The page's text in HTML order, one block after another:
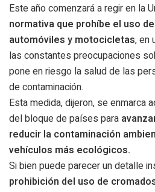
Este año comenzará a regir en la
normativa que prohíbe el uso
automóviles y motocicletas, en
las constantes preocupaciones
pone en riesgo la salud de las
de contaminación.
Esta medida, dijeron, se enmarca
del bloque de países para
reducir la contaminación
vehículos más ecológicos.
Si bien puede parecer un detalle
prohibición del uso de